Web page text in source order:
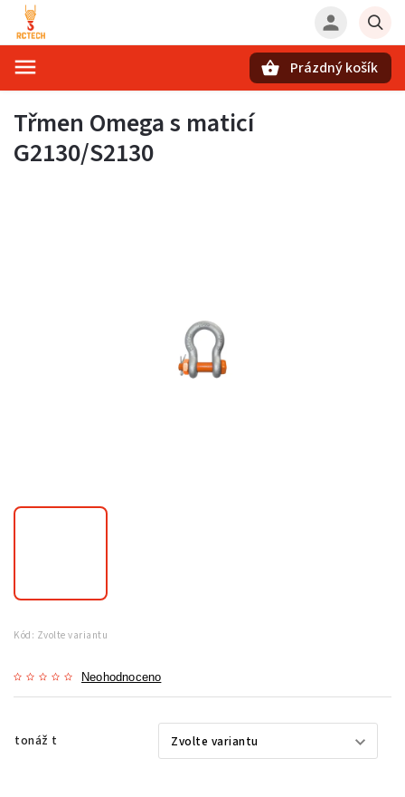
Prázdný košík
Třmen Omega s maticí
G2130/S2130
Kód: Zvolte variantu
Neohodnoceno
tonáž t